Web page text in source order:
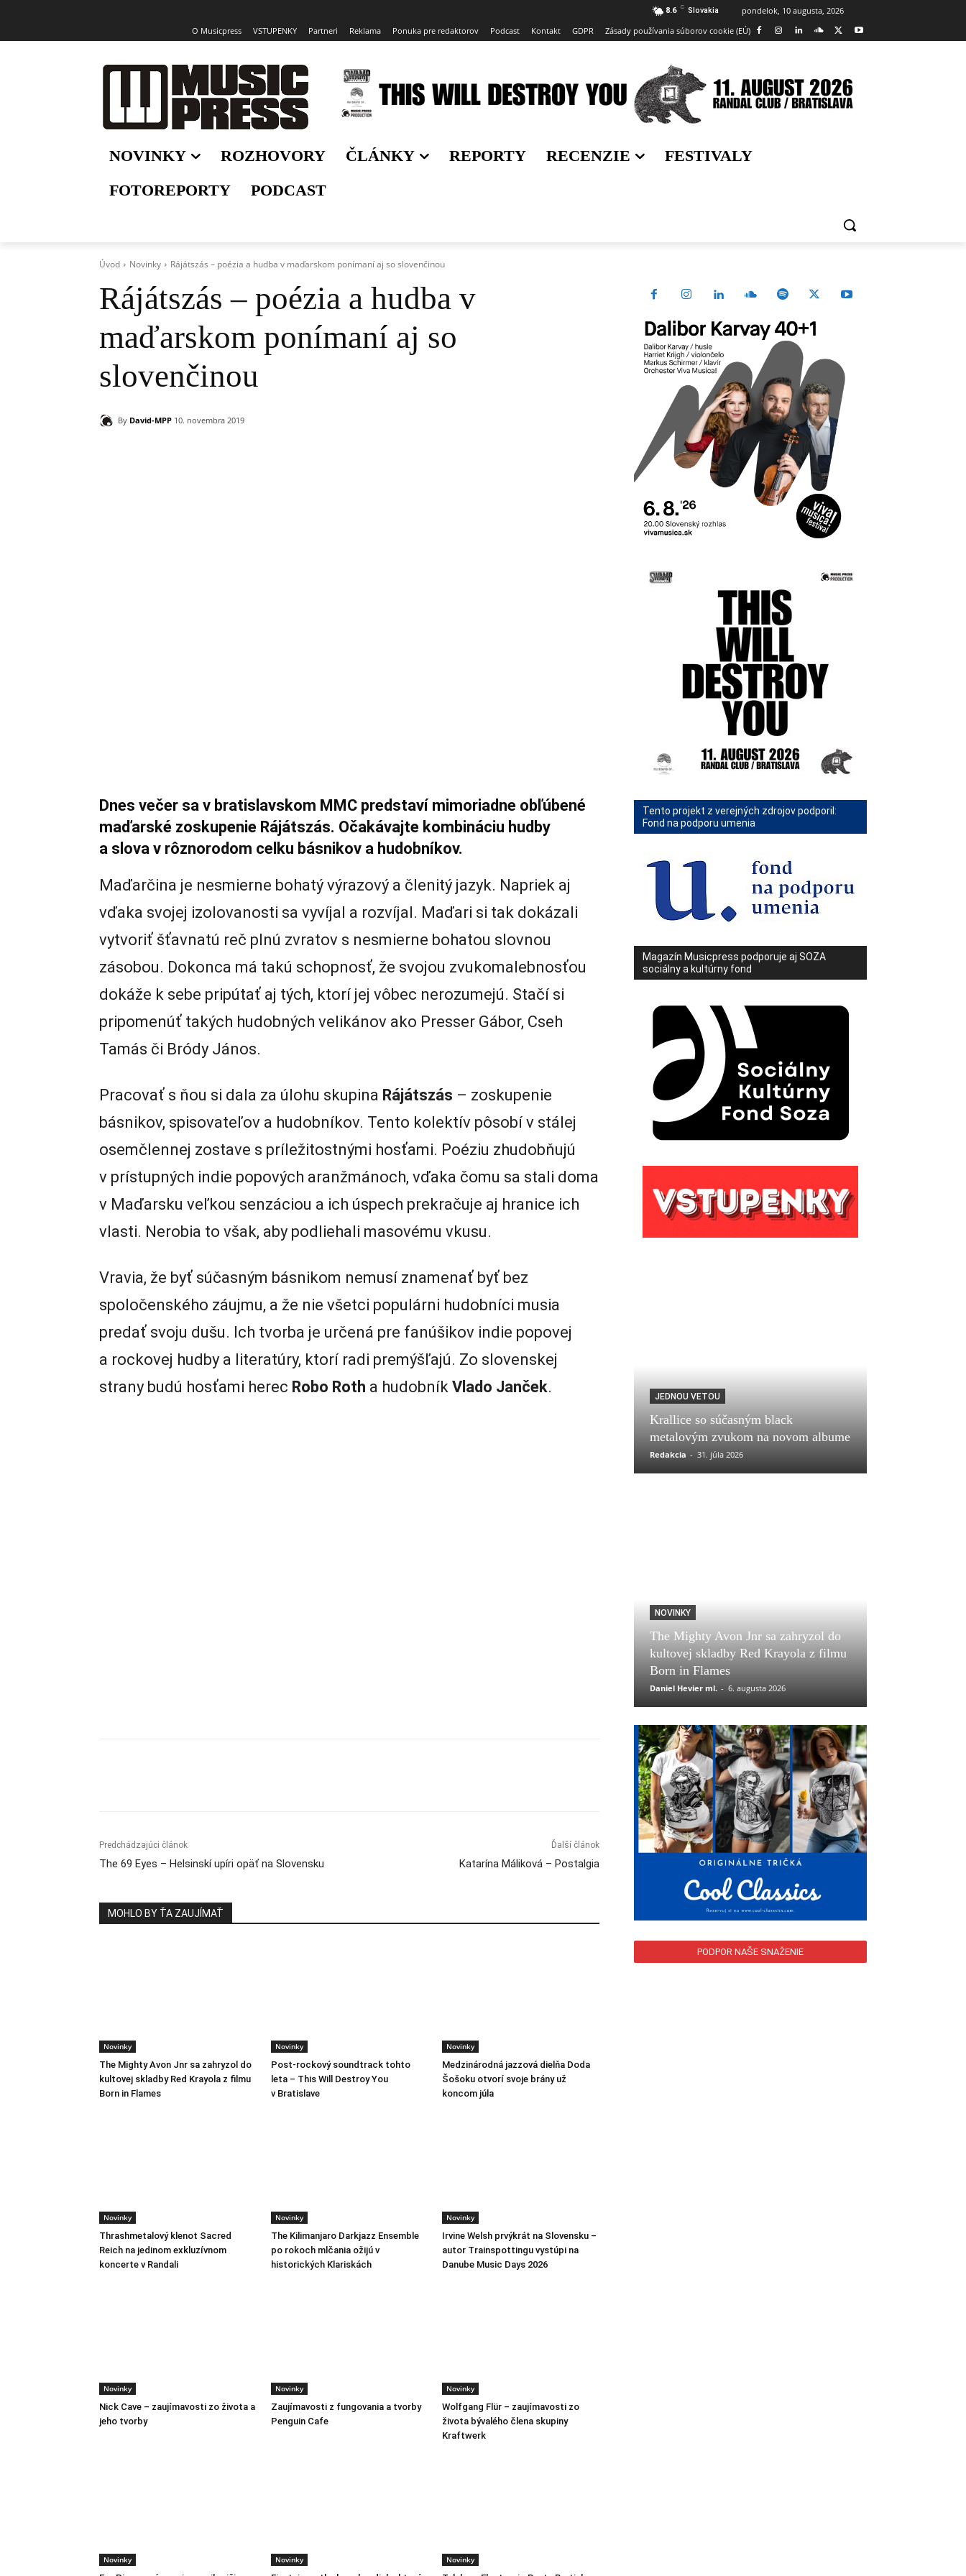
8.6 C Slovakia
pondelok, 10 augusta, 2026
O Musicpress
VSTUPENKY Partneri Reklama Ponuka pre redaktorov Podcast Kontakt GDPR Zásady používania súborov cookie (EÚ)
NOVINKY ROZHOVORY ČLÁNKY REPORTY RECENZIE
FESTIVALY
FOTOREPORTY
PODCAST
Úvod Novinky Rájátszás – poézia a hudba v maďarskom ponímaní aj so slovenčinou
Rájátszás – poézia a hudba v
maďarskom ponímaní aj so
slovenčinou
By David-MPP 10. novembra 2019
Dnes večer sa v bratislavskom MMC predstaví mimoriadne obľúbené
maďarské zoskupenie Rájátszás. Očakávajte kombináciu hudby
a slova v rôznorodom celku básnikov a hudobníkov.
Maďarčina je nesmierne bohatý výrazový a členitý jazyk. Napriek aj
vďaka svojej izolovanosti sa vyvíjal a rozvíjal. Maďari si tak dokázali
vytvoriť šťavnatú reč plnú zvratov s nesmierne bohatou slovnou
zásobou. Dokonca má takú schopnosť, že svojou zvukomalebnosťou
dokáže k sebe pripútať aj tých, ktorí jej vôbec nerozumejú. Stačí si
pripomenúť takých hudobných velikánov ako Presser Gábor, Cseh
Tamás či Bródy János.
Pracovať s ňou si dala za úlohu skupina Rájátszás – zoskupenie
básnikov, spisovateľov a hudobníkov. Tento kolektív pôsobí v stálej
osemčlennej zostave s príležitostnými hosťami. Poéziu zhudobňujú
v prístupných indie popových aranžmánoch, vďaka čomu sa stali doma
v Maďarsku veľkou senzáciou a ich úspech prekračuje aj hranice ich
vlasti. Nerobia to však, aby podliehali masovému vkusu.
Vravia, že byť súčasným básnikom nemusí znamenať byť bez
spoločenského záujmu, a že nie všetci populárni hudobníci musia
predať svoju dušu. Ich tvorba je určená pre fanúšikov indie popovej
a rockovej hudby a literatúry, ktorí radi premýšľajú. Zo slovenskej
strany budú hosťami herec Robo Roth a hudobník Vlado Janček.
Predchádzajúci článok
The 69 Eyes – Helsinskí upíri opäť na Slovensku
Ďalší článok
Katarína Máliková – Postalgia
MOHLO BY ŤA ZAUJÍMAŤ
Novinky
The Mighty Avon Jnr sa zahryzol do
kultovej skladby Red Krayola z filmu
Born in Flames
Novinky
Post-rockový soundtrack tohto
leta – This Will Destroy You
v Bratislave
Novinky
Medzinárodná jazzová dielňa Doda
Šošoku otvorí svoje brány už
koncom júla
Novinky
Thrashmetalový klenot Sacred
Reich na jedinom exkluzívnom
koncerte v Randali
Novinky
The Kilimanjaro Darkjazz Ensemble
po rokoch mlčania ožijú v
historických Klariskách
Novinky
Irvine Welsh prvýkrát na Slovensku –
autor Trainspottingu vystúpi na
Danube Music Days 2026
Novinky
Nick Cave – zaujímavosti zo života a
jeho tvorby
Novinky
Zaujímavosti z fungovania a tvorby
Penguin Cafe
Novinky
Wolfgang Flür – zaujímavosti zo
života bývalého člena skupiny
Kraftwerk
Novinky Novinky Novinky
Tento projekt z verejných zdrojov podporil:
Fond na podporu umenia
Magazín Musicpress podporuje aj SOZA
sociálny a kultúrny fond
JEDNOU VETOU
Krallice so súčasným black
metalovým zvukom na novom albume
Redakcia - 31. júla 2026
NOVINKY
The Mighty Avon Jnr sa zahryzol do
kultovej skladby Red Krayola z filmu
Born in Flames
Daniel Hevier ml. - 6. augusta 2026
PODPOR NAŠE SNAŽENIE